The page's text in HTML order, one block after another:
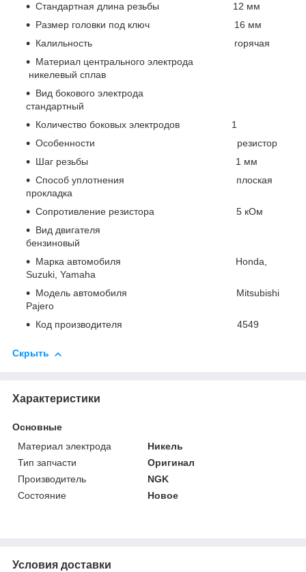
Стандартная длина резьбы 12 мм
Размер головки под ключ 16 мм
Калильность горячая
Материал центрального электрода
никелевый сплав
Вид бокового электрода
стандартный
Количество боковых электродов 1
Особенности резистор
Шаг резьбы 1 мм
Способ уплотнения плоская
прокладка
Сопротивление резистора 5 кОм
Вид двигателя
бензиновый
Марка автомобиля Honda,
Suzuki, Yamaha
Модель автомобиля Mitsubishi
Pajero
Код производителя 4549
Скрыть
Характеристики
Основные
Материал электрода
Никель
Тип запчасти
Оригинал
Производитель
NGK
Состояние
Новое
Условия доставки